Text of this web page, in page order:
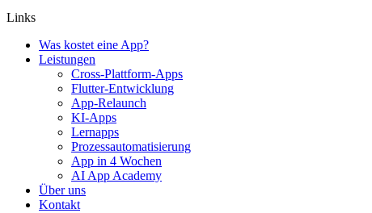
Links
Was kostet eine App?
Leistungen
Cross-Plattform-Apps
Flutter-Entwicklung
App-Relaunch
KI-Apps
Lernapps
Prozessautomatisierung
App in 4 Wochen
AI App Academy
Über uns
Kontakt